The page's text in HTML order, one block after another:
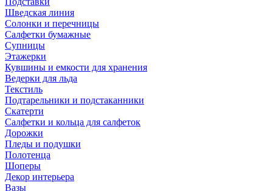
Шведская линия
Солонки и перечницы
Салфетки бумажные
Супницы
Этажерки
Кувшины и емкости для хранения
Ведерки для льда
Текстиль
Подтарельники и подстаканники
Скатерти
Салфетки и кольца для салфеток
Дорожки
Пледы и подушки
Полотенца
Шоперы
Декор интерьера
Вазы